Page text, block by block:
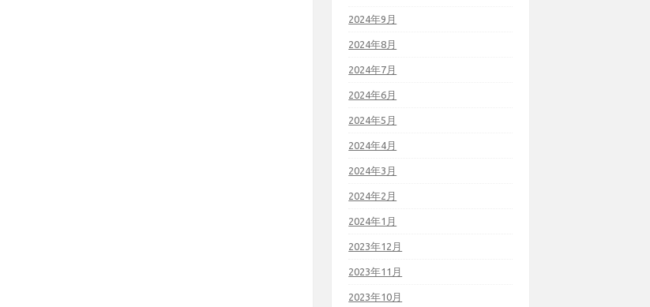
2024年9月
2024年8月
2024年7月
2024年6月
2024年5月
2024年4月
2024年3月
2024年2月
2024年1月
2023年12月
2023年11月
2023年10月